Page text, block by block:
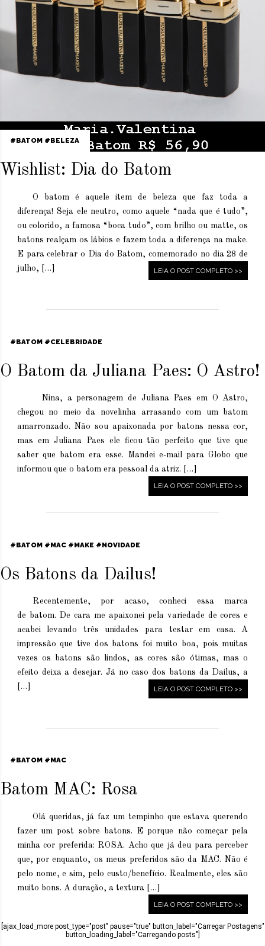
BATOM BELEZA
Wishlist: Dia do Batom
O batom é aquele item de beleza que faz toda a
diferença! Seja ele neutro, como aquele “nada que é tudo”,
ou colorido, a famosa “boca tudo”, com brilho ou matte, os
batons realçam os lábios e fazem toda a diferença na make.
E para celebrar o Dia do Batom, comemorado no dia 28 de
julho, […]
LEIA O POST COMPLETO >>
BATOM CELEBRIDADE
O Batom da Juliana Paes: O Astro!
Nina, a personagem de Juliana Paes em O Astro,
chegou no meio da novelinha arrasando com um batom
amarronzado. Não sou apaixonada por batons nessa cor,
mas em Juliana Paes ele ficou tão perfeito que tive que
saber que batom era esse. Mandei e-mail para Globo que
informou que o batom era pessoal da atriz. […]
LEIA O POST COMPLETO >>
BATOM MAC MAKE NOVIDADE
Os Batons da Dailus!
Recentemente, por acaso, conheci essa marca
de batom. De cara me apaixonei pela variedade de cores e
acabei levando três unidades para testar em casa. A
impressão que tive dos batons foi muito boa, pois muitas
vezes os batons são lindos, as cores são ótimas, mas o
efeito deixa a desejar. Já no caso dos batons da Dailus, a
[…]
LEIA O POST COMPLETO >>
BATOM MAC
Batom MAC: Rosa
Olá queridas, já faz um tempinho que estava querendo
fazer um post sobre batons. E porque não começar pela
minha cor preferida: ROSA. Acho que já deu para perceber
que, por enquanto, os meus preferidos são da MAC. Não é
pelo nome, e sim, pelo custo/benefício. Realmente, eles são
muito bons. A duração, a textura […]
LEIA O POST COMPLETO >>
[ajax_load_more post_type="post" pause="true" button_label="Carregar Postagens"
button_loading_label="Carregando posts"]